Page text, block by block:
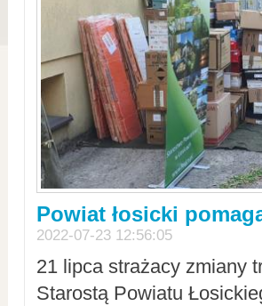
Powiat łosicki
2022-07-23 12:56:05
21 lipca strażacy zmiany
Starostą Powiatu